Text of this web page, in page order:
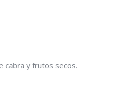
cabra y frutos secos.